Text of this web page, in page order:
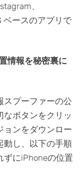
、
ベースのアプリで
情報を秘密裏に
スプーファーの公
ボタンをクリッ
ョンをダウンロー
動し、以下の手順
ずにiPhoneの位置